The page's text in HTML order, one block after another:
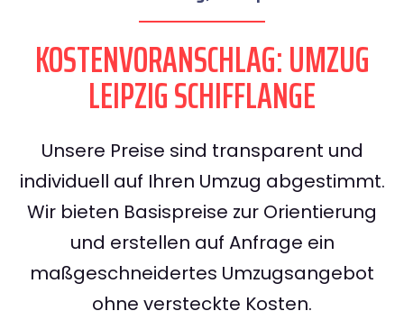
KOSTENVORANSCHLAG: UMZUG
LEIPZIG SCHIFFLANGE
Unsere Preise sind transparent und
individuell auf Ihren Umzug abgestimmt.
Wir bieten Basispreise zur Orientierung
und erstellen auf Anfrage ein
maßgeschneidertes Umzugsangebot
ohne versteckte Kosten.